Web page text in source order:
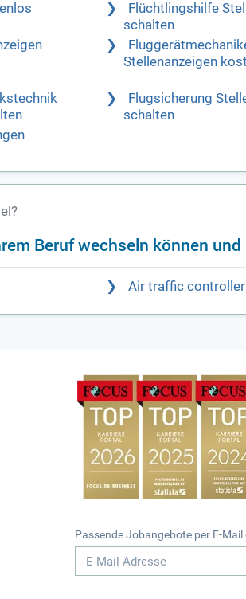
Flüchtlingshilfe
schalten
Stellenanzeigen
Flugsicherung
schalten
Beruf wechseln können
Air traffic
Passende Jobangebote per E-Mail